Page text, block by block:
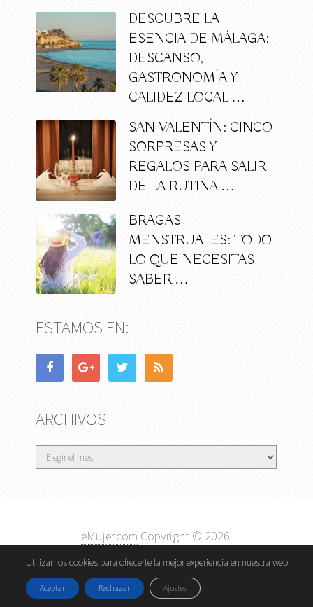
DESCUBRE LA
ESENCIA DE MÁLAGA:
DESCANSO,
GASTRONOMÍA Y
CALIDEZ LOCAL …
SAN VALENTÍN: CINCO
SORPRESAS Y
REGALOS PARA SALIR
DE LA RUTINA …
BRAGAS
MENSTRUALES: TODO
LO QUE NECESITAS
SABER …
ESTAMOS EN:
ARCHIVOS
Archivos
eMujer.com Copyright © 2026.
Contactar
|| Datos Legales y Privacidad
Política de
Cookies
Utilizamos cookies para ofrecerte la mejor experiencia en nuestra web.
Aceptar Rechazar Ajustes